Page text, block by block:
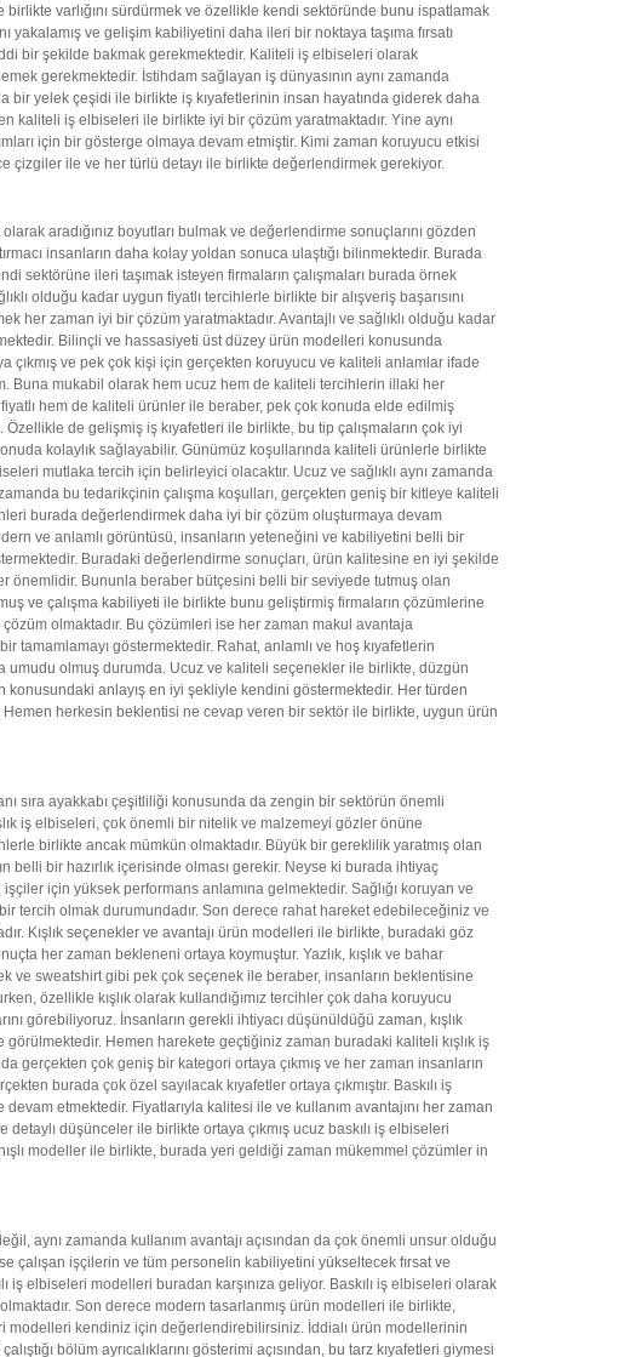
varlığını sürdürmek ve özellikle kendi sektöründe bunu ispatlamak
yakalamış ve gelişim kabiliyetini daha ileri bir noktaya taşıma fırsatı
bir şekilde bakmak gerekmektedir. Kaliteli iş elbiseleri olarak
gerekmektedir. İstihdam sağlayan iş dünyasının aynı zamanda
bir yelek çeşidi ile birlikte iş kıyafetlerinin insan hayatında giderek daha
kaliteli iş elbiseleri ile birlikte iyi bir çözüm yaratmaktadır. Yine aynı
için bir gösterge olmaya devam etmiştir. Kimi zaman koruyucu etkisi
çizgiler ile ve her türlü detayı ile birlikte değerlendirmek gerekiyor.
aradığınız boyutları bulmak ve değerlendirme sonuçlarını gözden
insanların daha kolay yoldan sonuca ulaştığı bilinmektedir. Burada
sektörüne ileri taşımak isteyen firmaların çalışmaları burada örnek
olduğu kadar uygun fiyatlı tercihlerle birlikte bir alışveriş başarısını
her zaman iyi bir çözüm yaratmaktadır. Avantajlı ve sağlıklı olduğu kadar
Bilinçli ve hassasiyeti üst düzey ürün modelleri konusunda
ve pek çok kişi için gerçekten koruyucu ve kaliteli anlamlar ifade
Buna mukabil olarak hem ucuz hem de kaliteli tercihlerin illaki her
hem de kaliteli ürünler ile beraber, pek çok konuda elde edilmiş
de gelişmiş iş kıyafetleri ile birlikte, bu tip çalışmaların çok iyi
kolaylık sağlayabilir. Günümüz koşullarında kaliteli ürünlerle birlikte
mutlaka tercih için belirleyici olacaktır. Ucuz ve sağlıklı aynı zamanda
bu tedarikçinin çalışma koşulları, gerçekten geniş bir kitleye kaliteli
burada değerlendirmek daha iyi bir çözüm oluşturmaya devam
ve anlamlı görüntüsü, insanların yeteneğini ve kabiliyetini belli bir
Buradaki değerlendirme sonuçları, ürün kalitesine en iyi şekilde
önemlidir. Bununla beraber bütçesini belli bir seviyede tutmuş olan
ve çalışma kabiliyeti ile birlikte bunu geliştirmiş firmaların çözümlerine
olmaktadır. Bu çözümleri ise her zaman makul avantaja
tamamlamayı göstermektedir. Rahat, anlamlı ve hoş kıyafetlerin
umudu olmuş durumda. Ucuz ve kaliteli seçenekler ile birlikte, düzgün
konusundaki anlayış en iyi şekliyle kendini göstermektedir. Her türden
herkesin beklentisi ne cevap veren bir sektör ile birlikte, uygun ürün
sıra ayakkabı çeşitliliği konusunda da zengin bir sektörün önemli
iş elbiseleri, çok önemli bir nitelik ve malzemeyi gözler önüne
birlikte ancak mümkün olmaktadır. Büyük bir gereklilik yaratmış olan
belli bir hazırlık içerisinde olması gerekir. Neyse ki burada ihtiyaç
için yüksek performans anlamına gelmektedir. Sağlığı koruyan ve
tercih olmak durumundadır. Son derece rahat hareket edebileceğiniz ve
Kışlık seçenekler ve avantajı ürün modelleri ile birlikte, buradaki göz
her zaman bekleneni ortaya koymuştur. Yazlık, kışlık ve bahar
sweatshirt gibi pek çok seçenek ile beraber, insanların beklentisine
özellikle kışlık olarak kullandığımız tercihler çok daha koruyucu
görebiliyoruz. İnsanların gerekli ihtiyacı düşünüldüğü zaman, kışlık
Hemen harekete geçtiğiniz zaman buradaki kaliteli kışlık iş
gerçekten çok geniş bir kategori ortaya çıkmış ve her zaman insanların
burada çok özel sayılacak kıyafetler ortaya çıkmıştır. Baskılı iş
etmektedir. Fiyatlarıyla kalitesi ile ve kullanım avantajını her zaman
düşünceler ile birlikte ortaya çıkmış ucuz baskılı iş elbiseleri
modeller ile birlikte, burada yeri geldiği zaman mükemmel çözümler in
aynı zamanda kullanım avantajı açısından da çok önemli unsur olduğu
çalışan işçilerin ve tüm personelin kabiliyetini yükseltecek fırsat ve
elbiseleri modelleri buradan karşınıza geliyor. Baskılı iş elbiseleri olarak
Son derece modern tasarlanmış ürün modelleri ile birlikte,
modelleri kendiniz için değerlendirebilirsiniz. İddialı ürün modellerinin
bölüm ayrıcalıklarını gösterimi açısından, bu tarz kıyafetleri giymesi